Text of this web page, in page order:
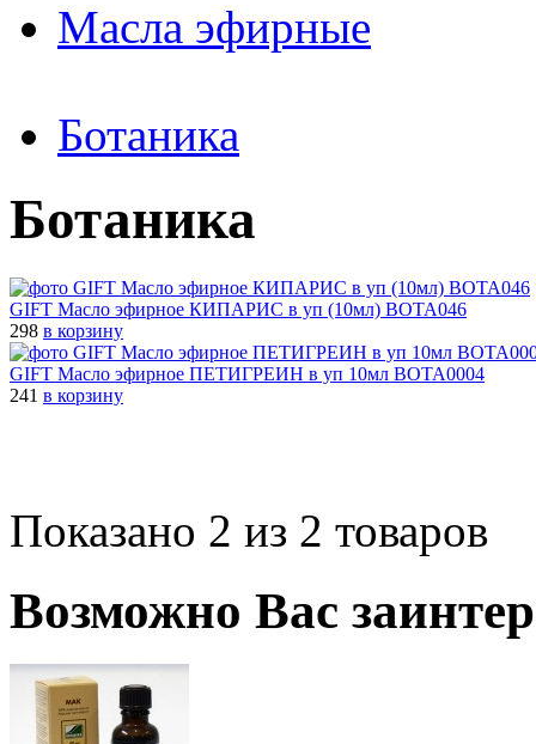
Масла эфирные
Ботаника
Ботаника
GIFT Масло эфирное КИПАРИС в уп (10мл) BOTA046
298 в корзину
GIFT Масло эфирное ПЕТИГРЕИН в уп 10мл BOTA0004
241 в корзину
Показано 2 из 2 товаров
Возможно Вас